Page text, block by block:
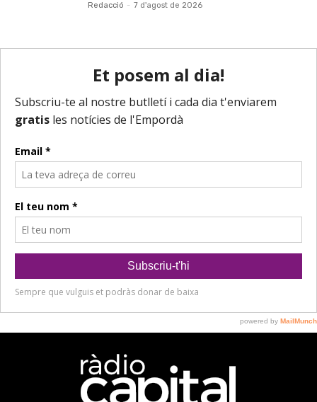
Redacció - 7 d'agost de 2026